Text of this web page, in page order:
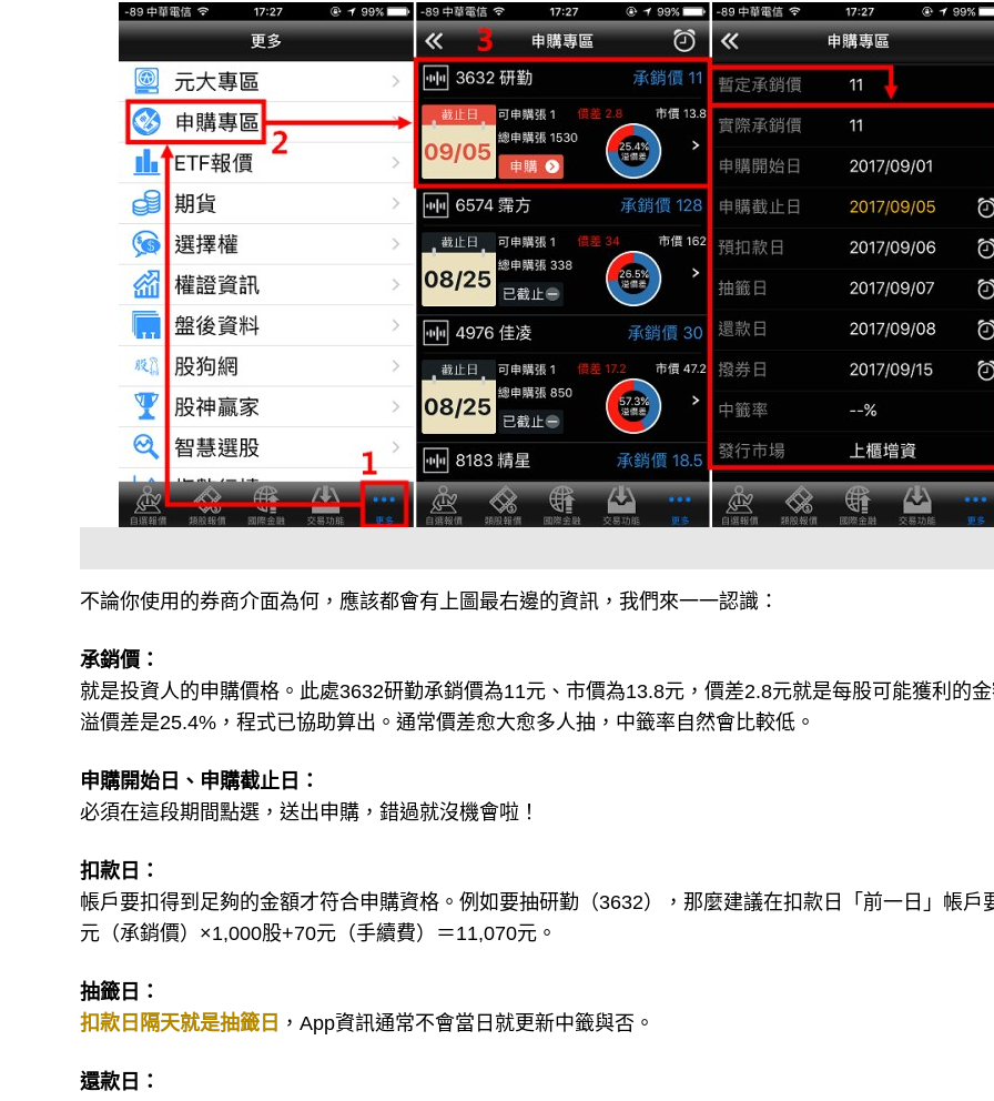
不論你使用的券商介面為何，應該都會有上圖最右邊的資訊，我們來一一認識：
承銷價：
就是投資人的申購價格。此處3632研勤承銷價為11元、市價為13.8元，價差2.8元就是每股可能獲利的金
溢價差是25.4%，程式已協助算出。通常價差愈大愈多人抽，中籤率自然會比較低。
申購開始日、申購截止日：
必須在這段期間點選，送出申購，錯過就沒機會啦！
扣款日：
帳戶要扣得到足夠的金額才符合申購資格。例如要抽研勤（3632），那麼建議在扣款日「前一日」帳戶
元（承銷價）×1,000股+70元（手續費）＝11,070元。
抽籤日：
扣款日隔天就是抽籤日 ，App資訊通常不會當日就更新中籤與否。
還款日：